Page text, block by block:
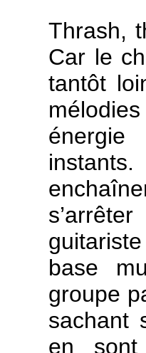
Thrash,
Car le
tantôt
base
groupe
sachant
en